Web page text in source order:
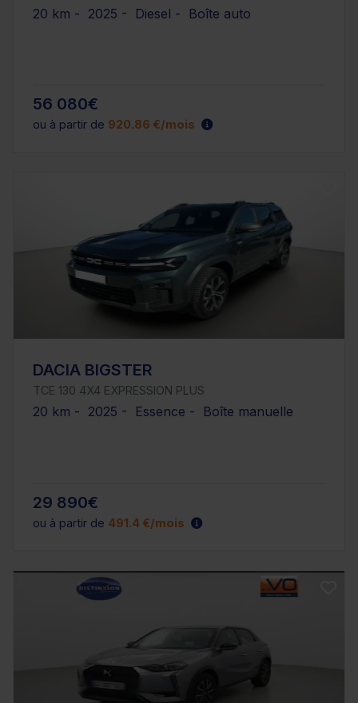
20 km - 2025 - Diesel - Boîte auto
56 080€
ou à partir de 920.86 €/mois
DACIA BIGSTER
TCE 130 4X4 EXPRESSION PLUS
20 km - 2025 - Essence - Boîte manuelle
29 890€
ou à partir de 491.4 €/mois